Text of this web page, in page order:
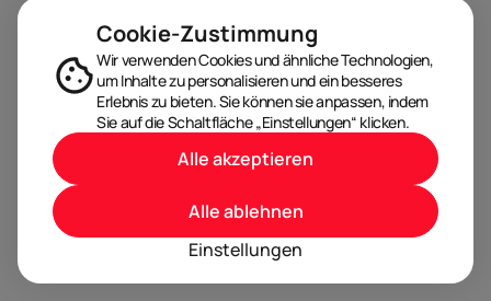
Cookie-Zustimmung
Wir verwenden Cookies und ähnliche Technologien,
um Inhalte zu personalisieren und ein besseres
Erlebnis zu bieten. Sie können sie anpassen, indem
Sie auf die Schaltfläche „Einstellungen“ klicken.
Einstellungen
Alle ablehnen
Alle akzeptieren